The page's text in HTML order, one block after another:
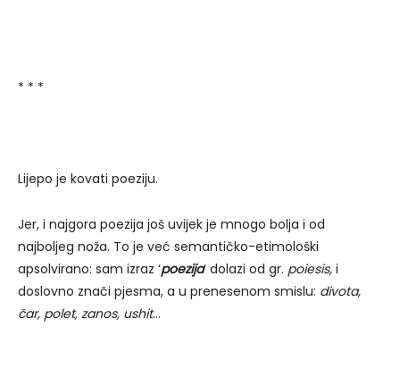
* * *
Lijepo je kovati poeziju.
Jer, i najgora poezija još uvijek je mnogo bolja i od
najboljeg noža. To je već semantičko-etimološki
apsolvirano: sam izraz ‘poezija‘ dolazi od gr. poiesis, i
doslovno znači pjesma, a u prenesenom smislu: divota,
čar, polet, zanos, ushit…